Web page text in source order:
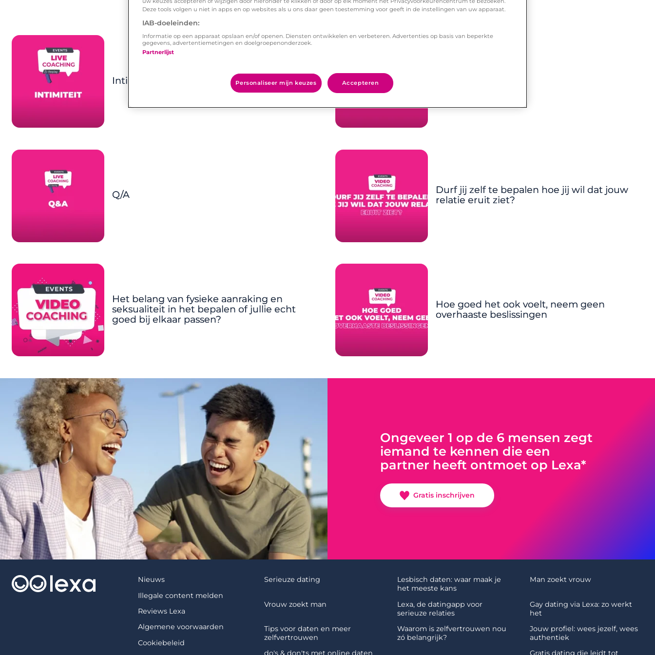
Dit vind je misschien ook leuk
Intimiteit
Q/A
Durf jij zelf te bepalen hoe jij wil dat jouw
relatie eruit ziet?
Het belang van fysieke aanraking en
seksualiteit in het bepalen of jullie echt
goed bij elkaar passen?
Hoe goed het ook voelt, neem geen
overhaaste beslissingen
Ongeveer 1 op de 6 mensen zegt
iemand te kennen die een
partner heeft ontmoet op Lexa*
Gratis inschrijven
Nieuws
Illegale content melden
Reviews Lexa
Algemene voorwaarden
Cookiebeleid
Serieuze dating
Lesbisch daten: waar maak je
het meeste kans
Man zoekt vrouw
Vrouw zoekt man
Lexa, de datingapp voor
serieuze relaties
Gay dating via Lexa: zo werkt
het
Tips voor daten en meer
zelfvertrouwen
Waarom is zelfvertrouwen nou
zó belangrijk?
Jouw profiel: wees jezelf, wees
authentiek
do's & don'ts met online daten
Gratis dating die leidt tot
Deze tools volgen u niet in apps en op websites als u ons daar geen toestemming voor geeft in de instellingen van uw apparaat.
IAB-doeleinden:
Informatie op een apparaat opslaan en/of openen. Diensten ontwikkelen en verbeteren. Advertenties op basis van beperkte
gegevens, advertentiemetingen en doelgroepenonderzoek.
Partnerlijst
Personaliseer mijn keuzes Accepteren